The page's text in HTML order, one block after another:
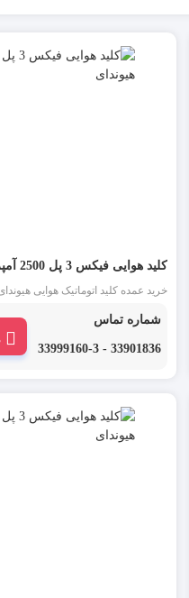
کلید هوایی فیکس 3 پل 2500 آمپر هیوندای
خرید عمده کلید اتوماتیک هوایی
و در ورودی تابلو برق فشار ضعیف
شماره تماس
33901836 - 33999160-3